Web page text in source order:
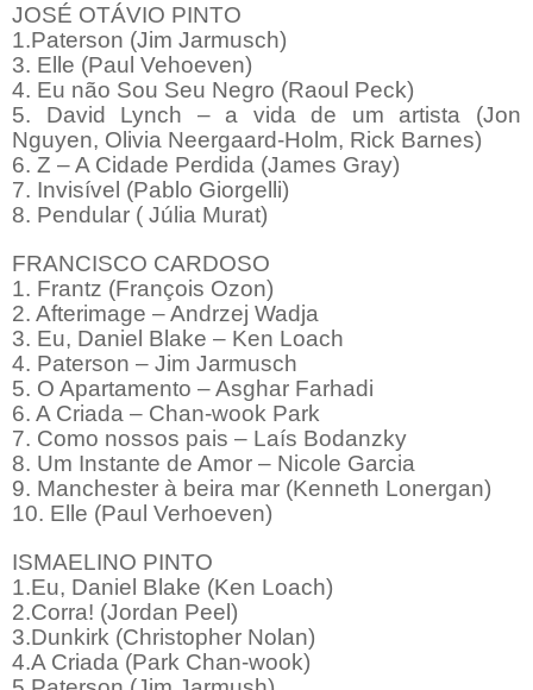
JOSÉ OTÁVIO PINTO
1.Paterson (Jim Jarmusch)
3. Elle (Paul Vehoeven)
4. Eu não Sou Seu Negro (Raoul Peck)
5. David Lynch – a vida de um artista (Jon
Nguyen, Olivia Neergaard-Holm, Rick Barnes)
6. Z – A Cidade Perdida (James Gray)
7. Invisível (Pablo Giorgelli)
8. Pendular ( Júlia Murat)
FRANCISCO CARDOSO
1. Frantz (François Ozon)
2. Afterimage – Andrzej Wadja
3. Eu, Daniel Blake – Ken Loach
4. Paterson – Jim Jarmusch
5. O Apartamento – Asghar Farhadi
6. A Criada – Chan-wook Park
7. Como nossos pais – Laís Bodanzky
8. Um Instante de Amor – Nicole Garcia
9. Manchester à beira mar (Kenneth Lonergan)
10. Elle (Paul Verhoeven)
ISMAELINO PINTO
1.Eu, Daniel Blake (Ken Loach)
2.Corra! (Jordan Peel)
3.Dunkirk (Christopher Nolan)
4.A Criada (Park Chan-wook)